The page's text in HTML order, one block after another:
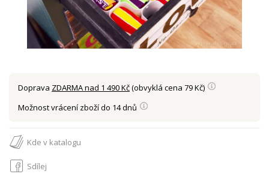
Doprava ZDARMA nad 1 490 Kč(obvyklá cena 79 Kč)
Možnost vrácení zboží do 14 dnů
Kde v katalogu
Sdílej